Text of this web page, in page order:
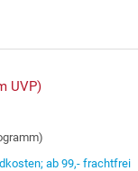
UVP)
ab 99,- frachtfrei